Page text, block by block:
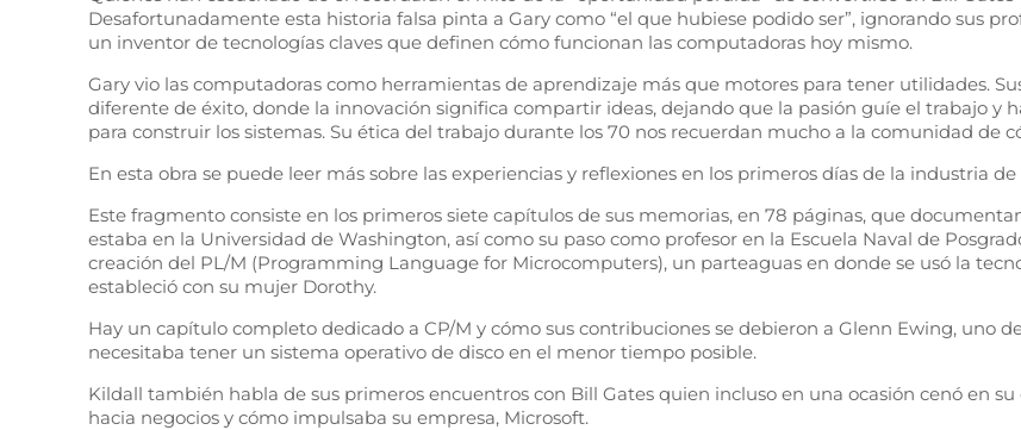
Desafortunadamente esta historia falsa pinta a Gary como “el que hubiese podido ser”, ignorando sus
un inventor de tecnologías claves que definen cómo funcionan las computadoras hoy mismo.
Gary vio las computadoras como herramientas de aprendizaje más que motores para tener utilidades.
diferente de éxito, donde la innovación significa compartir ideas, dejando que la pasión guíe el trabajo y
para construir los sistemas. Su ética del trabajo durante los 70 nos recuerdan mucho a la comunidad de
En esta obra se puede leer más sobre las experiencias y reflexiones en los primeros días de la industria
Este fragmento consiste en los primeros siete capítulos de sus memorias, en 78 páginas, que
estaba en la Universidad de Washington, así como su paso como profesor en la Escuela Naval de
creación del PL/M (Programming Language for Microcomputers), un parteaguas en donde se usó la
estableció con su mujer Dorothy.
Hay un capítulo completo dedicado a CP/M y cómo sus contribuciones se debieron a Glenn Ewing, uno
necesitaba tener un sistema operativo de disco en el menor tiempo posible.
Kildall también habla de sus primeros encuentros con Bill Gates quien incluso en una ocasión cenó en
hacia negocios y cómo impulsaba su empresa, Microsoft.